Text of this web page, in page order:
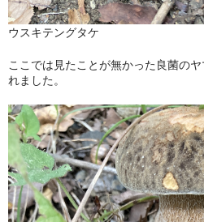
ウスキテングタケ
ここでは見たことが無かった良菌の
れました。